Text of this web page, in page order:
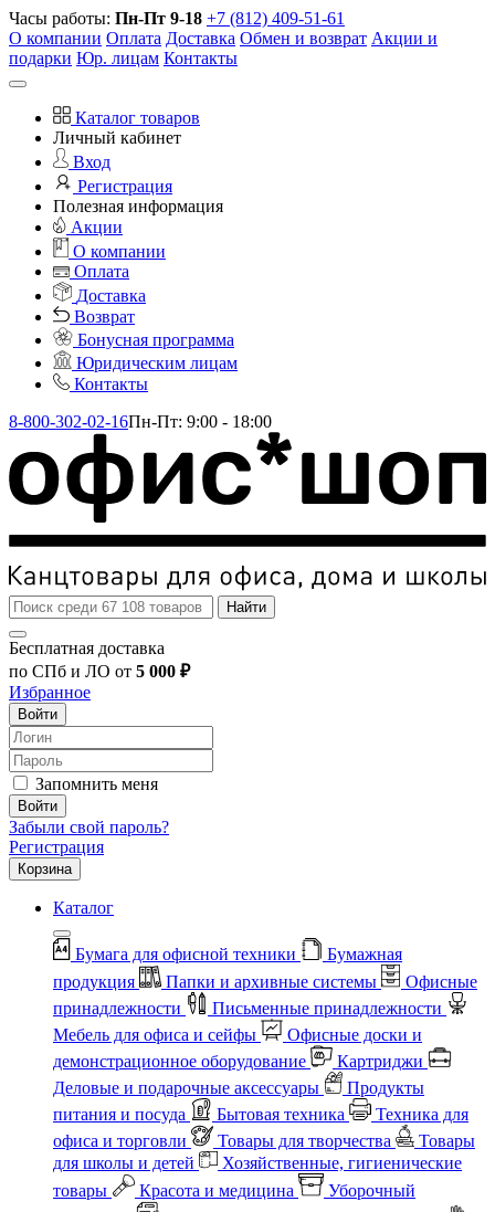
Часы работы: Пн-Пт 9-18 +7 (812) 409-51-61
О компании Оплата Доставка Обмен и возврат Акции и
подарки Юр. лицам Контакты
Каталог товаров
Личный кабинет
Вход
Регистрация
Полезная информация
Акции
О компании
Оплата
Доставка
Возврат
Бонусная программа
Юридическим лицам
Контакты
8-800-302-02-16Пн-Пт: 9:00 - 18:00
Найти
Бесплатная доставка
по СПб и ЛО от 5 000 ₽
Избранное
Войти
Запомнить меня
Войти
Забыли свой пароль?
Регистрация
Корзина
Каталог
Бумага для офисной техники
Бумажная
продукция
Папки и архивные системы
Офисные
принадлежности
Письменные принадлежности
Мебель для офиса и сейфы
Офисные доски и
демонстрационное оборудование
Картриджи
Деловые и подарочные аксессуары
Продукты
питания и посуда
Бытовая техника
Техника для
офиса и торговли
Товары для творчества
Товары
для школы и детей
Хозяйственные, гигиенические
товары
Красота и медицина
Уборочный